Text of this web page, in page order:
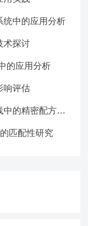
统中的应用分析​
术探讨
的应用分析
响评估​
的精密配方设
匹配性研究